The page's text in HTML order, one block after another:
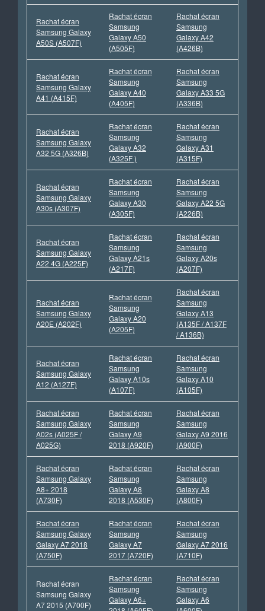
Rachat écran
Samsung Galaxy
A50S (A507F)
Rachat écran
Samsung
Galaxy A50
(A505F)
Rachat écran
Samsung
Galaxy A42
(A426B)
Rachat écran
Samsung Galaxy
A41 (A415F)
Rachat écran
Samsung
Galaxy A40
(A405F)
Rachat écran
Samsung
Galaxy A33 5G
(A336B)
Rachat écran
Samsung Galaxy
A32 5G (A326B)
Rachat écran
Samsung
Galaxy A32
(A325F )
Rachat écran
Samsung
Galaxy A31
(A315F)
Rachat écran
Samsung Galaxy
A30s (A307F)
Rachat écran
Samsung
Galaxy A30
(A305F)
Rachat écran
Samsung
Galaxy A22 5G
(A226B)
Rachat écran
Samsung Galaxy
A22 4G (A225F)
Rachat écran
Samsung
Galaxy A21s
(A217F)
Rachat écran
Samsung
Galaxy A20s
(A207F)
Rachat écran
Samsung Galaxy
A20E (A202F)
Rachat écran
Samsung
Galaxy A20
(A205F)
Rachat écran
Samsung
Galaxy A13
(A135F / A137F
/ A136B)
Rachat écran
Samsung Galaxy
A12 (A127F)
Rachat écran
Samsung
Galaxy A10s
(A107F)
Rachat écran
Samsung
Galaxy A10
(A105F)
Rachat écran
Samsung Galaxy
A02s (A025F /
A025G)
Rachat écran
Samsung
Galaxy A9
2018 (A920F)
Rachat écran
Samsung
Galaxy A9 2016
(A900F)
Rachat écran
Samsung Galaxy
A8+ 2018
(A730F)
Rachat écran
Samsung
Galaxy A8
2018 (A530F)
Rachat écran
Samsung
Galaxy A8
(A800F)
Rachat écran
Samsung Galaxy
Galaxy A7 2018
(A750F)
Rachat écran
Samsung
Galaxy A7
2017 (A720F)
Rachat écran
Samsung
Galaxy A7 2016
(A710F)
Rachat écran
Samsung Galaxy
A7 2015 (A700F)
Rachat écran
Samsung
Galaxy A6+
Rachat écran
Samsung
Galaxy A6